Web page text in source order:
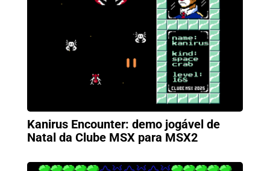
Kanirus Encounter: demo jogável de
Natal da Clube MSX para MSX2